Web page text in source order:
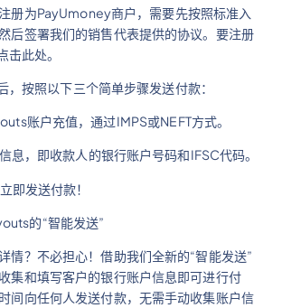
册为PayUmoney商户，需要先按照标准入
后签署我们的销售代表提供的协议。要注册
此处。
按照以下三个简单步骤发送付款：
账户充值，通过IMPS或NEFT方式。
息，即收款人的银行账户号码和IFSC代码。
即发送付款！
的“智能发送”
情？不必担心！借助我们全新的“智能发送”
集和填写客户的银行账户信息即可进行付
间向任何人发送付款，无需手动收集账户信